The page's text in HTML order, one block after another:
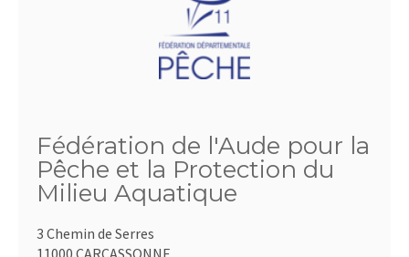
Fédération de l'Aude pour la
Pêche et la Protection du
Milieu Aquatique
3 Chemin de Serres
11000 CARCASSONNE